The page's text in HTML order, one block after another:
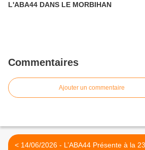
L'ABA44 DANS LE MORBIHAN
Commentaires
Ajouter un commentaire
< 14/06/2026 - L’ABA44 Présente à la 23ème Expo Bourse de